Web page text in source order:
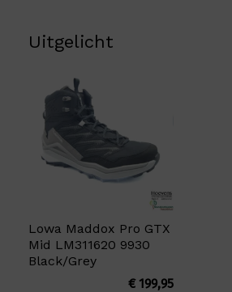
Uitgelicht
Lowa Maddox Pro GTX
Mid LM311620 9930
Black/Grey
€199,95